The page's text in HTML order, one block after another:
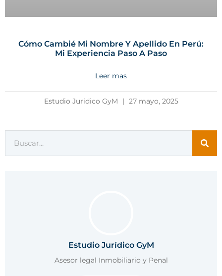
Cómo Cambié Mi Nombre Y Apellido En Perú:
Mi Experiencia Paso A Paso
Leer mas
Estudio Jurídico GyM 27 mayo, 2025
Estudio Jurídico GyM
Asesor legal Inmobiliario y Penal